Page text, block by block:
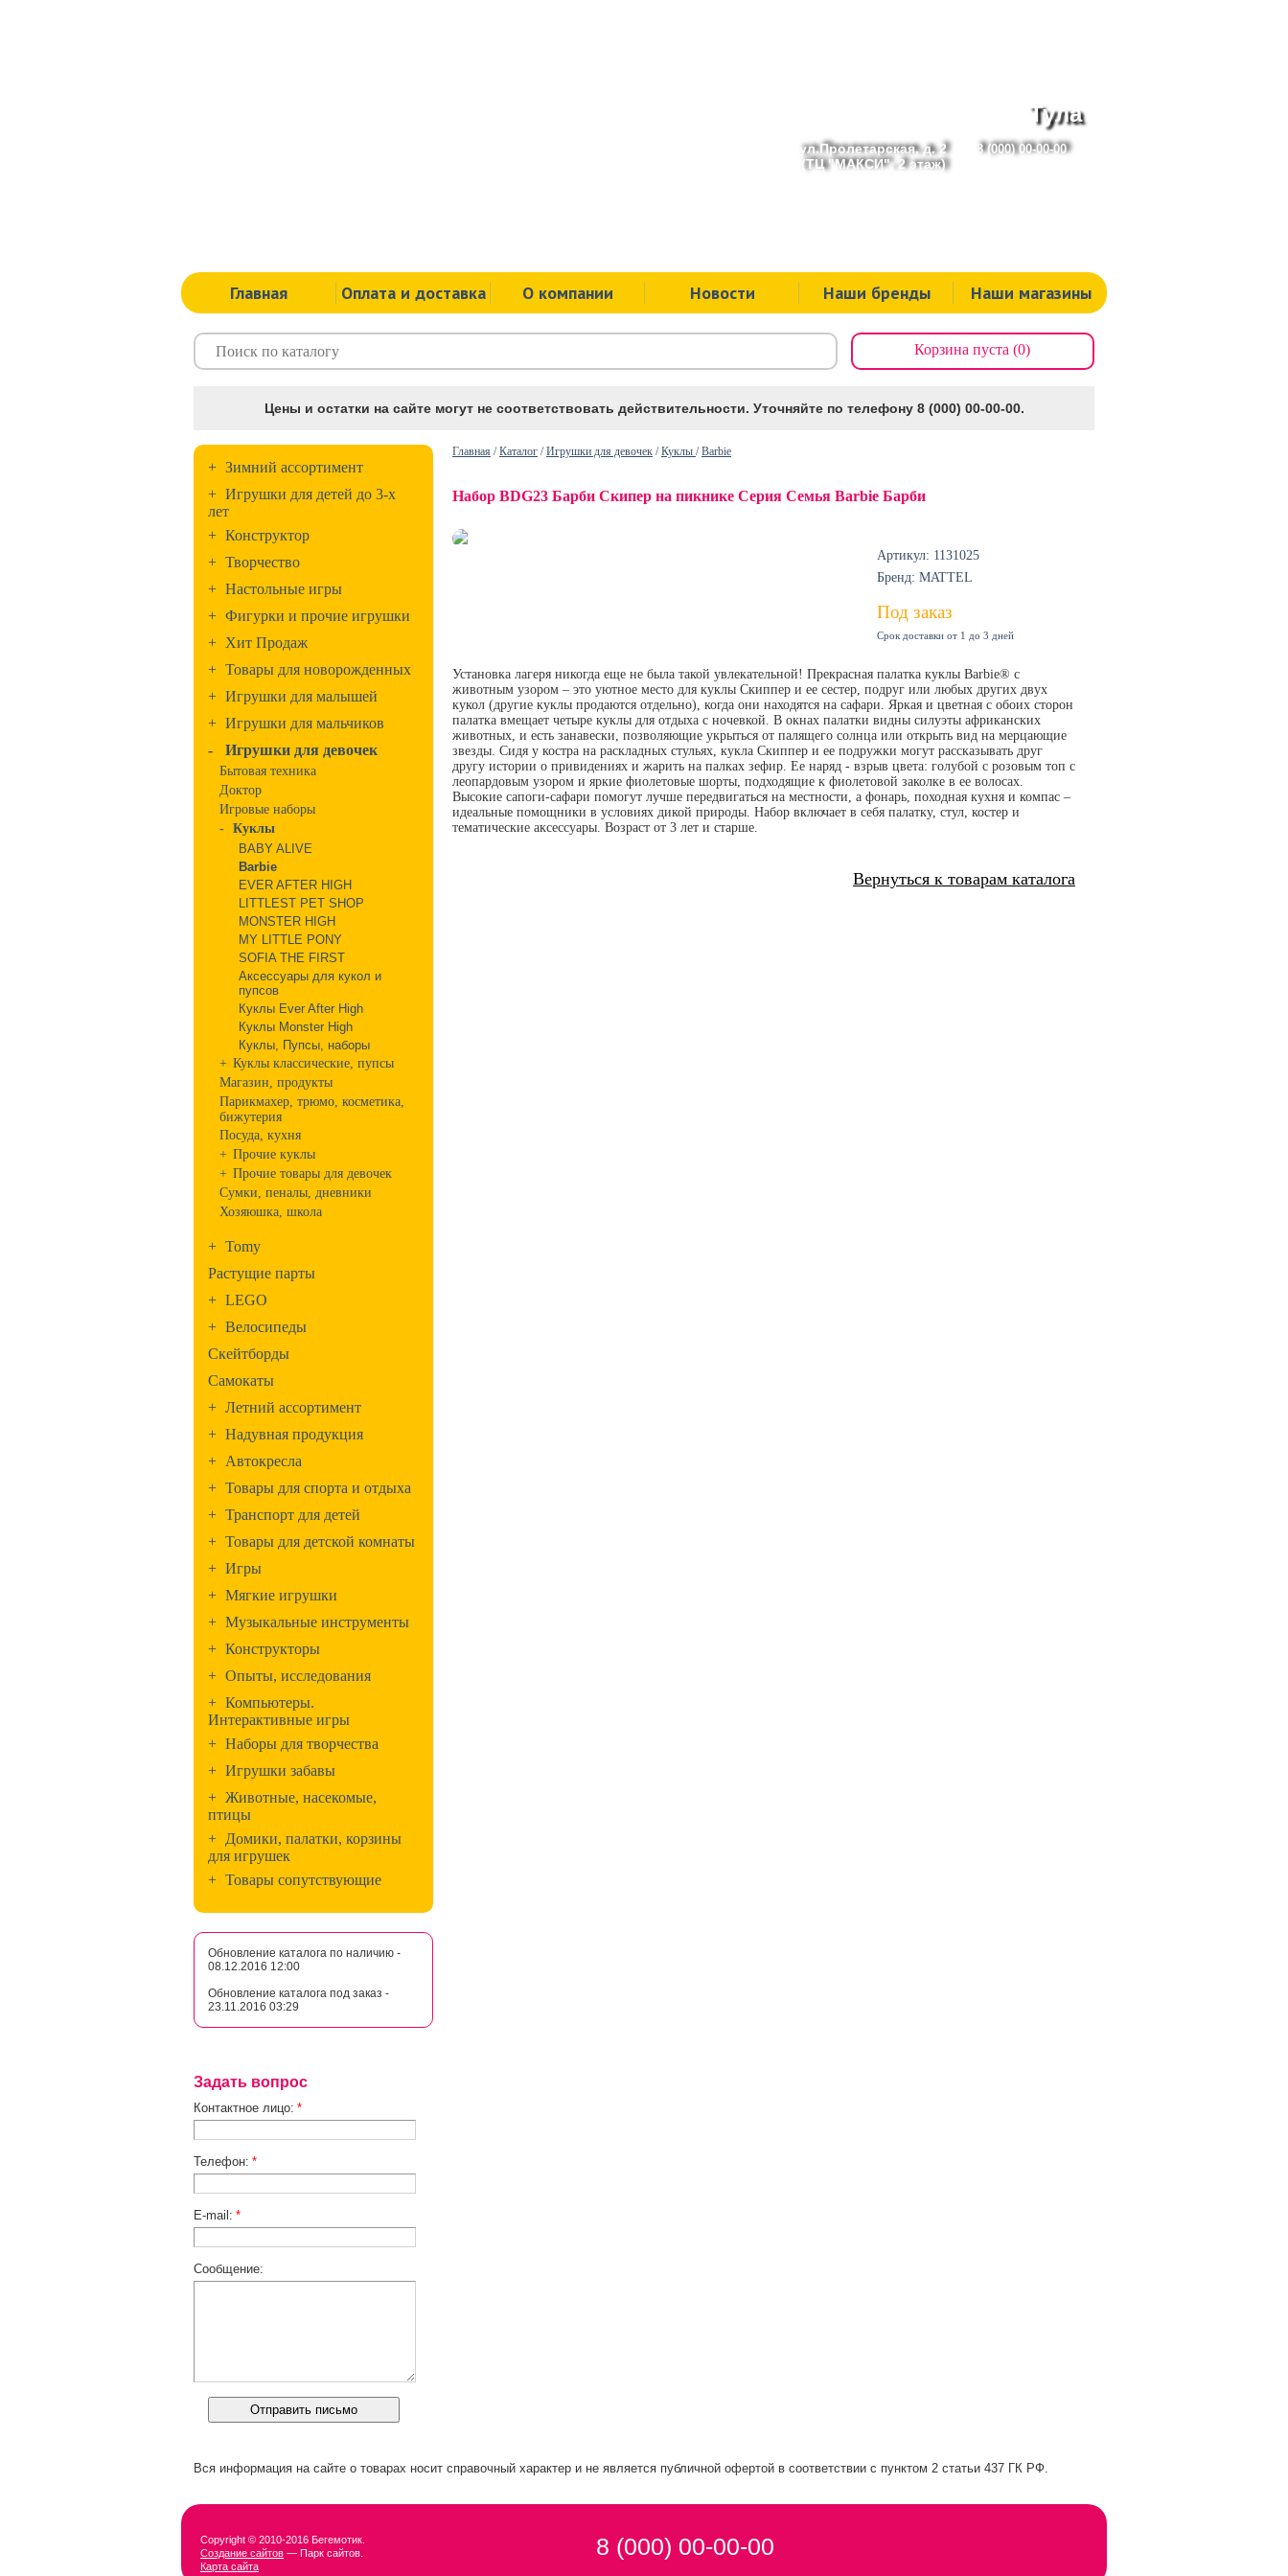
Тула
ул.Пролетарская, д. 2
(ТЦ "МАКСИ", 2 этаж)
8 (000) 00-00-00
Главная Оплата и доставка О компании Новости Наши бренды Наши магазины
Корзина пуста (0)
Цены и остатки на сайте могут не соответствовать действительности. Уточняйте по телефону 8 (000) 00-00-00.
+ Зимний ассортимент
+ Игрушки для детей до 3-х
лет
+ Конструктор
+ Творчество
+ Настольные игры
+ Фигурки и прочие игрушки
+ Хит Продаж
+ Товары для новорожденных
+ Игрушки для малышей
+ Игрушки для мальчиков
-
Игрушки для девочек
Бытовая техника
Доктор
Игровые наборы
- Куклы
BABY ALIVE
Barbie
EVER AFTER HIGH
LITTLEST PET SHOP
MONSTER HIGH
MY LITTLE PONY
SOFIA THE FIRST
Аксессуары для кукол и
пупсов
Куклы Ever After High
Куклы Monster High
Куклы, Пупсы, наборы
+ Куклы классические, пупсы
Магазин, продукты
Парикмахер, трюмо, косметика,
бижутерия
Посуда, кухня
+ Прочие куклы
+ Прочие товары для девочек
Сумки, пеналы, дневники
Хозяюшка, школа
+ Tomy
Растущие парты
+ LEGO
+ Велосипеды
Скейтборды
Самокаты
+ Летний ассортимент
+ Надувная продукция
+ Автокресла
+ Товары для спорта и отдыха
+ Транспорт для детей
+ Товары для детской комнаты
+ Игры
+ Мягкие игрушки
+ Музыкальные инструменты
+ Конструкторы
+ Опыты, исследования
+ Компьютеры.
Интерактивные игры
+ Наборы для творчества
+ Игрушки забавы
+ Животные, насекомые,
птицы
+ Домики, палатки, корзины
для игрушек
+ Товары сопутствующие
Обновление каталога по наличию -
08.12.2016 12:00
Обновление каталога под заказ -
23.11.2016 03:29
Задать вопрос
Контактное лицо: *
Телефон: *
E-mail: *
Сообщение:
Главная /Каталог /Игрушки для девочек /Куклы /Barbie
Набор BDG23 Барби Скипер на пикнике Серия Семья Barbie Барби
Артикул: 1131025
Бренд: MATTEL
Под заказ
Срок доставки от 1 до 3 дней
Установка лагеря никогда еще не была такой увлекательной! Прекрасная палатка куклы Barbie® с
животным узором – это уютное место для куклы Скиппер и ее сестер, подруг или любых других двух
кукол (другие куклы продаются отдельно), когда они находятся на сафари. Яркая и цветная с обоих сторон
палатка вмещает четыре куклы для отдыха с ночевкой. В окнах палатки видны силуэты африканских
животных, и есть занавески, позволяющие укрыться от палящего солнца или открыть вид на мерцающие
звезды. Сидя у костра на раскладных стульях, кукла Скиппер и ее подружки могут рассказывать друг
другу истории о привидениях и жарить на палках зефир. Ее наряд - взрыв цвета: голубой с розовым топ с
леопардовым узором и яркие фиолетовые шорты, подходящие к фиолетовой заколке в ее волосах.
Высокие сапоги-сафари помогут лучше передвигаться на местности, а фонарь, походная кухня и компас –
идеальные помощники в условиях дикой природы. Набор включает в себя палатку, стул, костер и
тематические аксессуары. Возраст от 3 лет и старше.
Вернуться к товарам каталога
Вся информация на сайте о товарах носит справочный характер и не является публичной офертой в соответствии с пунктом 2 статьи 437 ГК РФ.
Copyright © 2010-2016 Бегемотик.
Создание сайтов — Парк сайтов.
Карта сайта
8 (000) 00-00-00